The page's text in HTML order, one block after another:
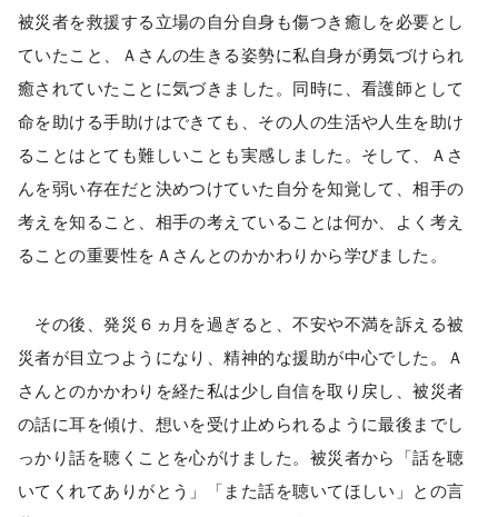
被災者を救援する立場の自分自身も傷つき癒しを必要とし
ていたこと、Ａさんの生きる姿勢に私自身が勇気づけられ
癒されていたことに気づきました。同時に、看護師として
命を助ける手助けはできても、その人の生活や人生を助け
ることはとても難しいことも実感しました。そして、Ａさ
んを弱い存在だと決めつけていた自分を知覚して、相手の
考えを知ること、相手の考えていることは何か、よく考え
ることの重要性をＡさんとのかかわりから学びました。
その後、発災６ヵ月を過ぎると、不安や不満を訴える被
災者が目立つようになり、精神的な援助が中心でした。Ａ
さんとのかかわりを経た私は少し自信を取り戻し、被災者
の話に耳を傾け、想いを受け止められるように最後までし
っかり話を聴くことを心がけました。被災者から「話を聴
いてくれてありがとう」「また話を聴いてほしい」との言